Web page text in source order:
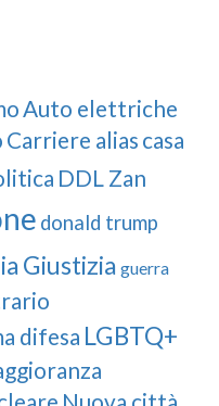
Auto elettriche
Carriere alias casa
DDL Zan
donald trump
Giustizia guerra
difesa LGBTQ+